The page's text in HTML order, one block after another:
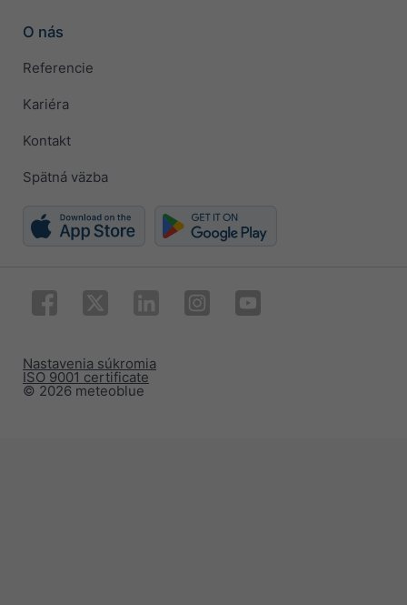
O nás
Referencie
Kariéra
Kontakt
Spätná väzba
© 2026 meteoblue
ISO 9001 certificate
Nastavenia súkromia